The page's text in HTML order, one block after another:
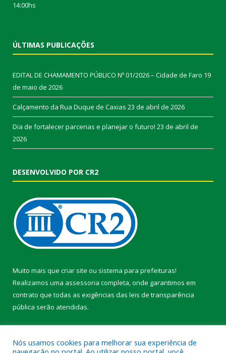
14:00hs
ÚLTIMAS PUBLICAÇÕES
EDITAL DE CHAMAMENTO PÚBLICO Nº 01/2026 – Cidade de Faro 19
de maio de 2026
Calçamento da Rua Duque de Caxias 23 de abril de 2026
Dia de fortalecer parcerias e planejar o futuro! 23 de abril de
2026
DESENVOLVIDO POR CR2
Muito mais que criar site ou sistema para prefeituras!
Realizamos uma assessoria completa, onde garantimos em
contrato que todas as exigências das leis de transparência
pública serão atendidas.
Nós usamos cookies para melhorar sua experiência de